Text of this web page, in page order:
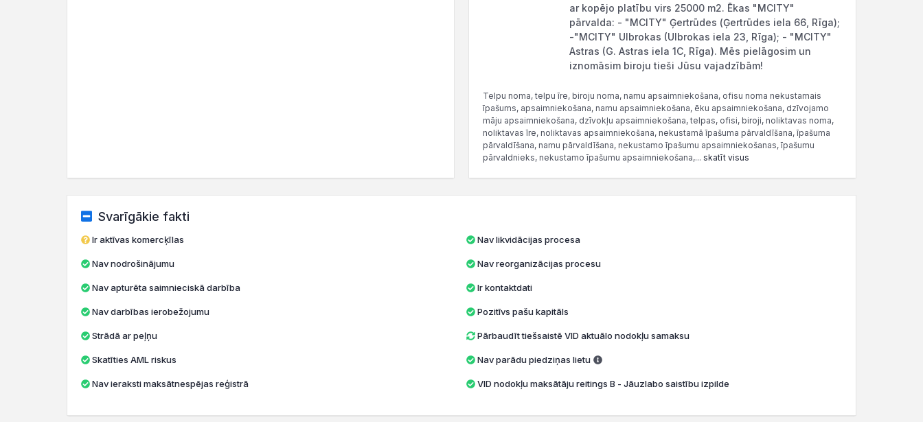
ar kopējo platību virs 25000 m2. Ēkas "MCITY"
pārvalda: - "MCITY" Ģertrūdes (Ģertrūdes iela 66, Rīga);
-"MCITY" Ulbrokas (Ulbrokas iela 23, Rīga); - "MCITY"
Astras (G. Astras iela 1C, Rīga). Mēs pielāgosim un
iznomāsim biroju tieši Jūsu vajadzībām!
Telpu noma, telpu īre, biroju noma, namu apsaimniekošana, ofisu noma nekustamais
īpašums, apsaimniekošana, namu apsaimniekošana, ēku apsaimniekošana, dzīvojamo
māju apsaimniekošana, dzīvokļu apsaimniekošana, telpas, ofisi, biroji, noliktavas noma,
noliktavas īre, noliktavas apsaimniekošana, nekustamā īpašuma pārvaldīšana, īpašuma
pārvaldīšana, namu pārvaldīšana, nekustamo īpašumu apsaimniekošanas, īpašumu
pārvaldnieks, nekustamo īpašumu apsaimniekošana,... skatīt visus
Svarīgākie fakti
Ir aktīvas komercķīlas
Nav nodrošinājumu
Nav apturēta saimnieciskā darbība
Nav darbības ierobežojumu
Strādā ar peļņu
Skatīties AML riskus
Nav ieraksti maksātnespējas reģistrā
Nav likvidācijas procesa
Nav reorganizācijas procesu
Ir kontaktdati
Pozitīvs pašu kapitāls
Pārbaudīt tiešsaistē VID aktuālo nodokļu samaksu
Nav parādu piedziņas lietu
VID nodokļu maksātāju reitings B - Jāuzlabo saistību izpilde